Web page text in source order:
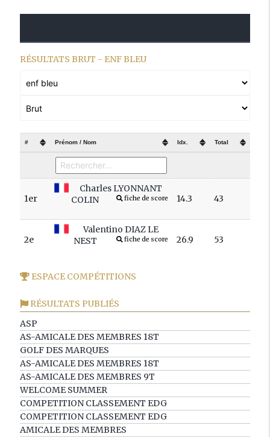
RÉSULTATS BRUT - ENF BLEU
# Prénom / Nom Idx. Total
1er
Charles LYONNANT
COLIN
fiche de score 14.3 43
2e
Valentino DIAZ LE
NEST
fiche de score 26.9 53
ESPACE COMPÉTITIONS
RÉSULTATS PUBLIÉS
ASP
AS-AMICALE DES MEMBRES 18T
GOLF DES MARQUES
AS-AMICALE DES MEMBRES 18T
AS-AMICALE DES MEMBRES 9T
WELCOME SUMMER
COMPETITION CLASSEMENT EDG
COMPETITION CLASSEMENT EDG
AMICALE DES MEMBRES